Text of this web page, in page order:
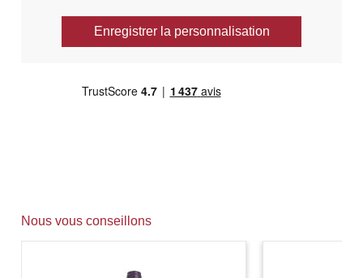
Enregistrer la personnalisation
Nous vous conseillons